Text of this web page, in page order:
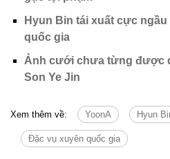
Hyun Bin tái xuất cực
quốc gia
Ảnh cưới chưa từng được
Son Ye Jin
Xem thêm về: YoonA Hyun
Đặc vụ xuyên quốc gia